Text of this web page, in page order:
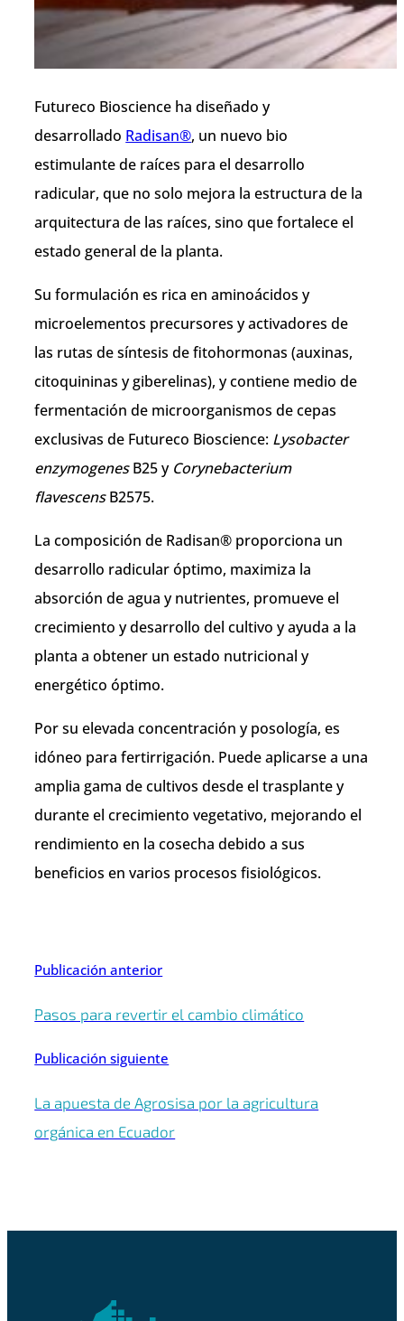
Futureco Bioscience ha diseñado y
desarrollado Radisan®, un nuevo bio
estimulante de raíces para el desarrollo
radicular, que no solo mejora la estructura de la
arquitectura de las raíces, sino que fortalece el
estado general de la planta.
Su formulación es rica en aminoácidos y
microelementos precursores y activadores de
las rutas de síntesis de fitohormonas (auxinas,
citoquininas y giberelinas), y contiene medio de
fermentación de microorganismos de cepas
exclusivas de Futureco Bioscience: Lysobacter
enzymogenesB25 y Corynebacterium
flavescensB2575.
La composición de Radisan® proporciona un
desarrollo radicular óptimo, maximiza la
absorción de agua y nutrientes, promueve el
crecimiento y desarrollo del cultivo y ayuda a la
planta a obtener un estado nutricional y
energético óptimo.
Por su elevada concentración y posología, es
idóneo para fertirrigación. Puede aplicarse a una
amplia gama de cultivos desde el trasplante y
durante el crecimiento vegetativo, mejorando el
rendimiento en la cosecha debido a sus
beneficios en varios procesos fisiológicos.
Publicación anterior
Pasos para revertir el cambio climático
Publicación siguiente
La apuesta de Agrosisa por la agricultura
orgánica en Ecuador